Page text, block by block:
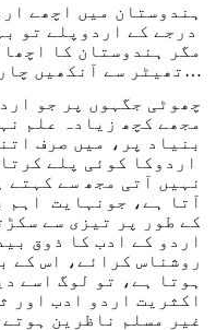
درجے کے اردوپلے تو
مگر ہندوستان کا
تھیٹر سے آنکھیں چار کرنے کا حوصلہ رکھتا ہے…
چھوٹی جگہوں پر جو
مجھے کچھ زیادہ علم
بنیاد پر، میں صرف
اردوکا کوئی پلے
نہیں آتی مجھ سے کہتے
آتا ہے، جونہایت اہم
کے طور پر تیزی سے
اردو کے ادب کا ذوق
روشناس کرائے، اس کے
ہوتا ہے، تو لوگ اسے
اکثریت اردو ادب اور
غیر مسلم ناظرین ہوتے